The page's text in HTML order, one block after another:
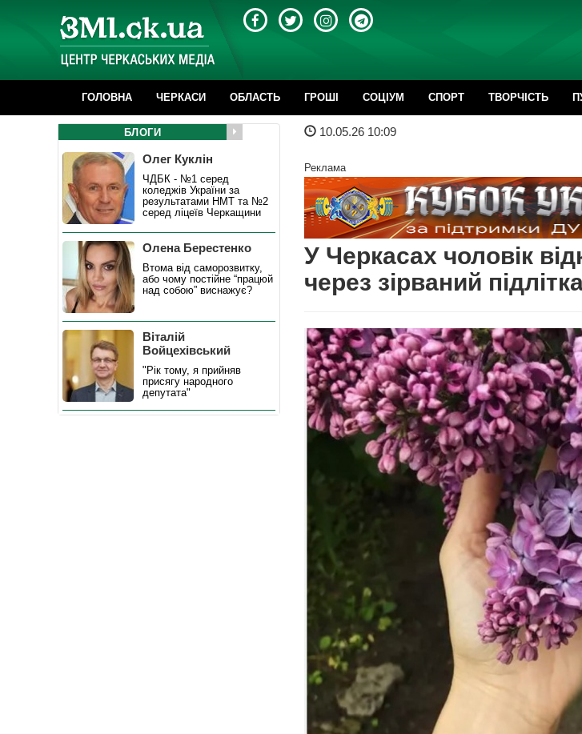
ГОЛОВНА ЧЕРКАСИ ОБЛАСТЬ ГРОШІ CОЦІУМ СПОРТ ТВОРЧІСТЬ
10.05.26 10:09
Реклама
У Черкасах чоловік
через зірваний
БЛОГИ
Олег Куклін
ЧДБК - №1 серед
коледжів України за
результатами НМТ та №2
серед ліцеїв Черкащини
Олена Берестенко
Втома від саморозвитку,
або чому постійне “працюй
над собою” виснажує?
Віталій
Войцехівський
"Рік тому, я прийняв
присягу народного
депутата"